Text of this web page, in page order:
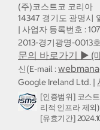
(주)코스트코 코리아
14347 경기도 광명시
| 사업자 등록번호 :
2013-경기광명-0013
문의 바로가기 ▶ (
신(E-mail :
Google Ireland Ltd. |
[인증범위] 코스
리적 인프라 제외)
[유효기간]